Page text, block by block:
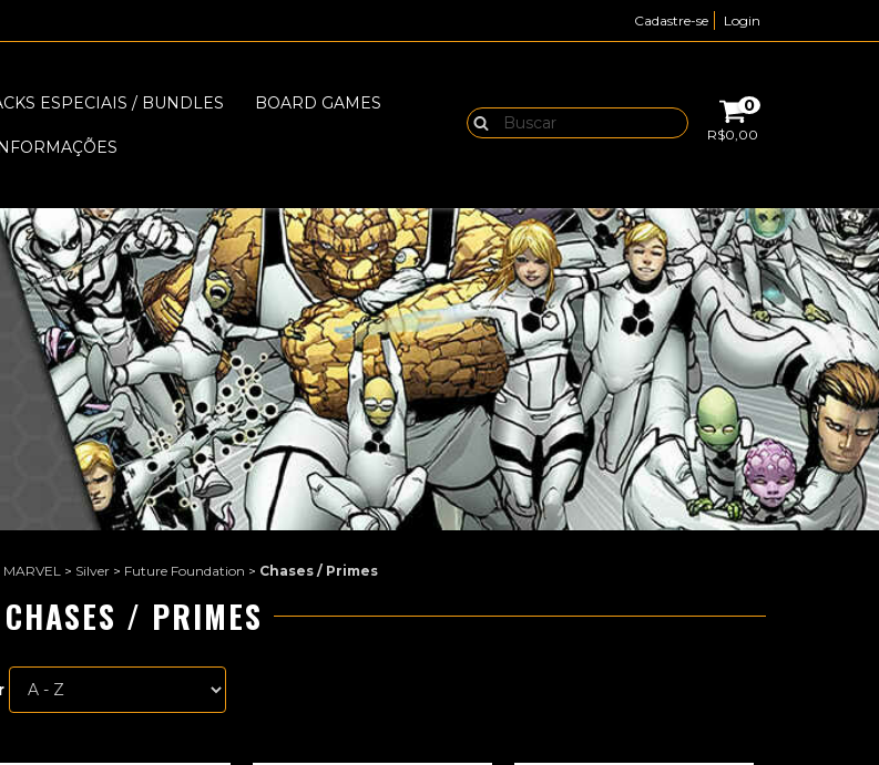
Cadastre-se Login
ESPECIAIS / BUNDLES BOARD GAMES 0
R$0,00
MARVEL > Silver > Future Foundation > Chases / Primes
CHASES / PRIMES